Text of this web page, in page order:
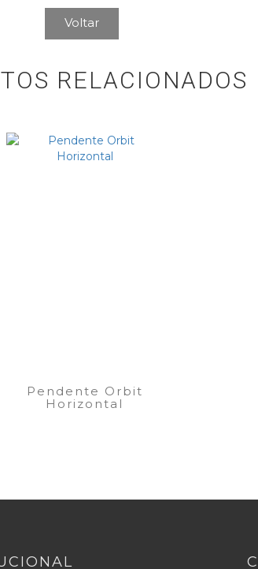
Voltar
RELACIONADOS
Pendente Orbit
Horizontal